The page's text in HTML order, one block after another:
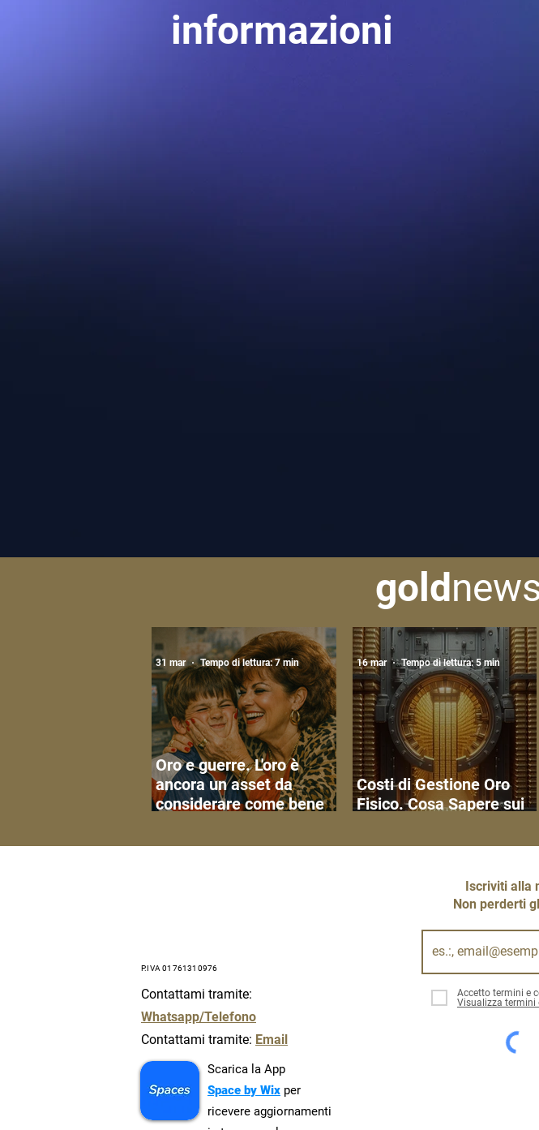
informazioni
gold
Oro e guerre. L'oro è
ancora un asset da
considerare come bene
31 mar Tempo di lettura: 7 min
Costi di Gestione Oro
Fisico. Cosa Sapere sui
16 mar Tempo di lettura: 5 min
P.IVA 01761310976
Contattami tramite:
Whatsapp/Telefono
Contattami tramite: Email
Scarica la App
Space by Wix per
ricevere aggiornamenti
Iscriviti alla
Non perderti
Accetto termini e
Visualizza termini